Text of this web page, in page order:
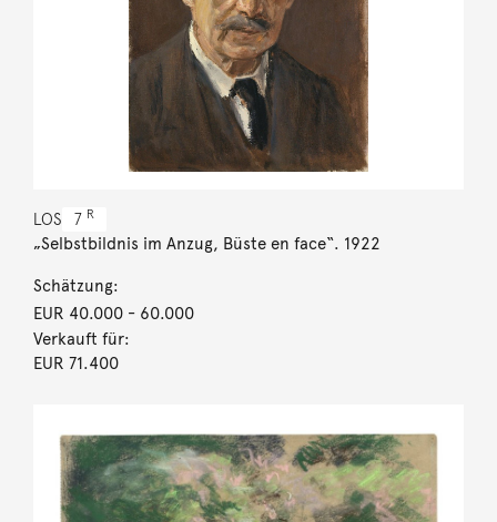
LOS 7 R
„Selbstbildnis im Anzug, Büste en face“. 1922
Schätzung:
EUR 40.000- 60.000
Verkauft für:
EUR 71.400